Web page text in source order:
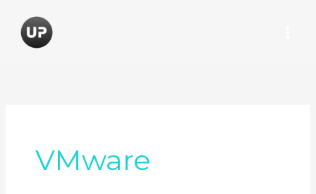
Inhalt
springen
VMware